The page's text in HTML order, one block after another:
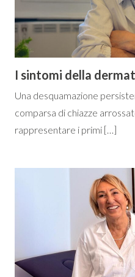
I sintomi della
Una desquamazione
comparsa di chiazze
rappresentare i primi […]